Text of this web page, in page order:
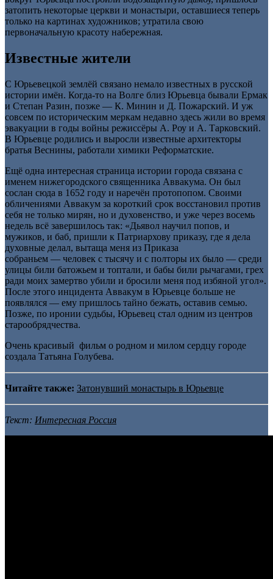
затопить некоторые церкви и монастыри, оставшиеся теперь
только на картинах художников; утратила свою
первоначальную красоту набережная.
Известные жители
С Юрьевецкой землёй связано немало известных в русской
истории имён. Когда-то на Волге близ Юрьевца бывали Ермак
и Степан Разин, позже — К. Минин и Д. Пожарский. И уж
совсем по историческим меркам недавно здесь жили во время
эвакуации в годы войны режиссёры А. Роу и А. Тарковский.
В Юрьевце родились и выросли известные архитекторы
братья Веснины, работали химики Реформатские.
Ещё одна интересная страница истории города связана с
именем нижегородского священника Аввакума. Он был
сослан сюда в 1652 году и наречён протопопом. Своими
обличениями Аввакум за короткий срок восстановил против
себя не только мирян, но и духовенство, и уже через восемь
недель всё завершилось так: «Дьявол научил попов, и
мужиков, и баб, пришли к Патриархову приказу, где я дела
духовные делал, вытаща меня из Приказа
собраньем — человек с тысячу и с полторы их было — среди
улицы били батожьем и топтали, и бабы били рычагами, грех
ради моих замертво убили и бросили меня под избяной угол».
После этого инцидента Аввакум в Юрьевце больше не
появлялся — ему пришлось тайно бежать, оставив семью.
Позже, по иронии судьбы, Юрьевец стал одним из центров
старообрядчества.
Очень красивый фильм о родном и милом сердцу городе
создала Татьяна Голубева.
Читайте также: Затонувший монастырь в Юрьевце
Текст: Интересная Россия